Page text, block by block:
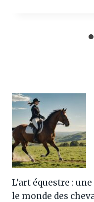
L’art équestre :
le monde des